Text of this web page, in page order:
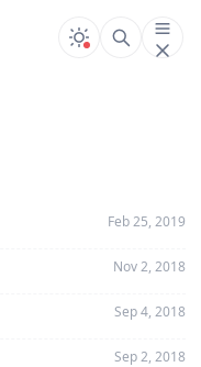
Feb 25, 2019
Nov 2, 2018
Sep 4, 2018
Sep 2, 2018